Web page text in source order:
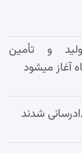
و تأمین
آغاز میشود